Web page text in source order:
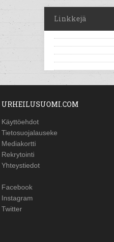
Linkkejä
URHEILUSUOMI.COM
Käyttöehdot
Tietosuojalauseke
Mediakortti
Rekrytointi
Yhteystiedot
Facebook
Instagram
Twitter